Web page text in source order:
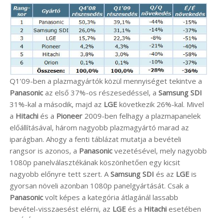
Q1’09-ben a plazmagyártók közül mennyiséget tekintve a
Panasonic az első 37%-os részesedéssel, a Samsung SDI
31%-kal a második, majd az LGE következik 26%-kal. Mivel
a Hitachi és a Pioneer 2009-ben felhagy a plazmapanelek
előállításával, három nagyobb plazmagyártó marad az
iparágban. Ahogy a fenti táblázat mutatja a bevételi
rangsor is azonos, a Panasonic vezetésével, mely nagyobb
1080p panelválasztékának köszönhetően egy kicsit
nagyobb előnyre tett szert. ASamsung SDI és az LGE is
gyorsan növeli azonban 1080p panelgyártását. Csak a
Panasonic volt képes a kategória átlagánál lassabb
bevétel-visszaesést elérni, az LGE és a Hitachi esetében